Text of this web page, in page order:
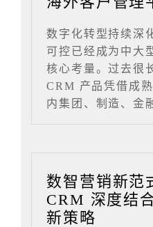
数字化转型持续深
可控已经成为中大
核心考量。过去很
CRM 产品凭借成
内集团、制造、金
数智营销新范
CRM 深度结
新策略